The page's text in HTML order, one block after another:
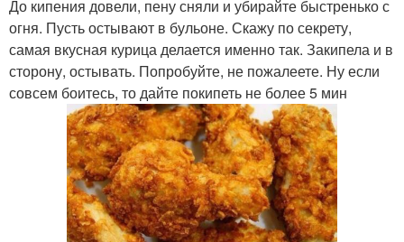
До кипения довели, пену сняли и убирайте быстренько с
огня. Пусть остывают в бульоне. Скажу по секрету,
самая вкусная курица делается именно так. Закипела и в
сторону, остывать. Попробуйте, не пожалеете. Ну если
совсем боитесь, то дайте покипеть не более 5 мин